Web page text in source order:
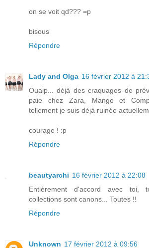
on se voit qd??? =p
bisous
Répondre
Lady and Olga 16 février 2012 à
Ouaip... déjà des craquages de
paie chez Zara, Mango et
tellement je suis déjà ruinée
courage ! :p
Répondre
beautyarchi 16 février 2012 à 22:08
Entièrement d'accord avec toi,
collections sont canons... Toutes !!
Répondre
Unknown 17 février 2012 à 09:56